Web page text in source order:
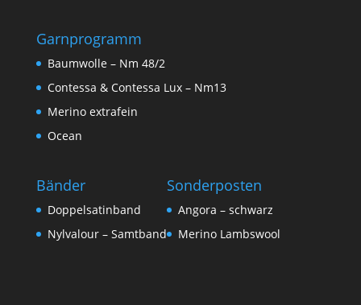
Garnprogramm
Baumwolle – Nm 48/2
Contessa & Contessa Lux – Nm13
Merino extrafein
Ocean
Bänder
Doppelsatinband
Nylvalour – Samtband
Sonderposten
Angora – schwarz
Merino Lambswool